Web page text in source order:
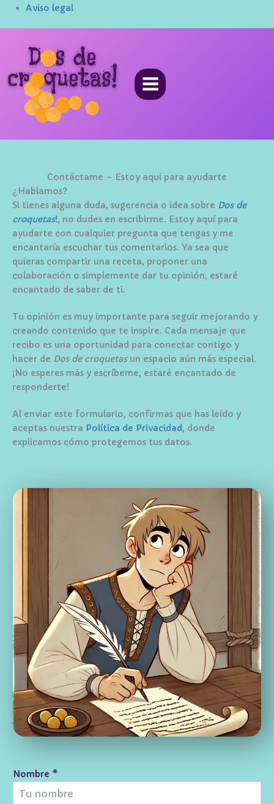
Aviso legal
contenido
Contáctame – Estoy aquí para ayudarte
¿Hablamos?
Si tienes alguna duda, sugerencia o idea sobre Dos de
croquetas!, no dudes en escribirme. Estoy aquí para
ayudarte con cualquier pregunta que tengas y me
encantaría escuchar tus comentarios. Ya sea que
quieras compartir una receta, proponer una
colaboración o simplemente dar tu opinión, estaré
encantado de saber de ti.
Tu opinión es muy importante para seguir mejorando y
creando contenido que te inspire. Cada mensaje que
recibo es una oportunidad para conectar contigo y
hacer de Dos de croquetasun espacio aún más especial.
¡No esperes más y escríbeme, estaré encantado de
responderte!
Al enviar este formulario, confirmas que has leído y
aceptas nuestra Política de Privacidad, donde
explicamos cómo protegemos tus datos.
Nombre *